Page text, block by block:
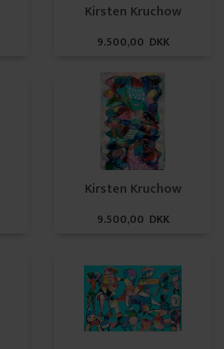
Kirsten Kruchow
9.500,00 DKK
Kirsten Kruchow
9.500,00 DKK